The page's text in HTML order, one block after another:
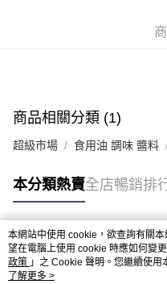
每筆HK$50.00，滿HK$200.00
UNY 門市自取
商品相關分類 (1)
超級市場 食用油 調味 醬料
本分類熱賣全店暢銷排
熱門標籤
熱銷排行
本網站中使用 cookie，欲查詢有關
望在電腦上使用 cookie 時應如何變
政策 」之 Cookie 聲明。您繼續使
條款之 Cookie 聲明使用 cookie。
了解更多 >